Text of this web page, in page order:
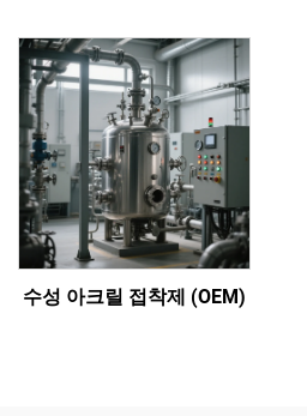
수성 아크릴 접착제 (OEM)